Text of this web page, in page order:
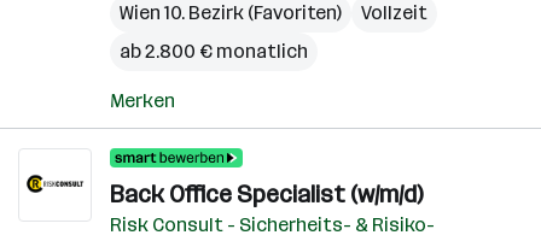
Wien 10. Bezirk (Favoriten)
Vollzeit
ab 2.800 € monatlich
Merken
Back Office Specialist (w/m/d)
Risk Consult - Sicherheits- & Risiko-